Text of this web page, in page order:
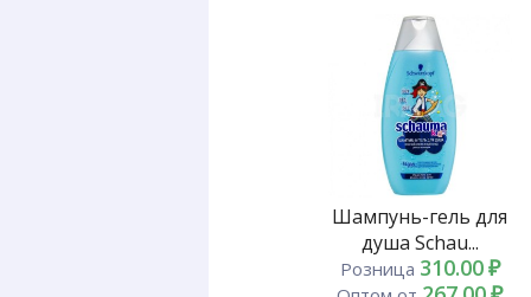
Шампунь-гель для
душа Schau...
Розница 310.00₽